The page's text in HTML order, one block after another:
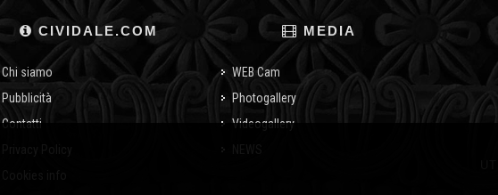
CIVIDALE.COM
Chi siamo
Pubblicità
Contatti
MEDIA
WEB Cam
Photogallery
Videogallery